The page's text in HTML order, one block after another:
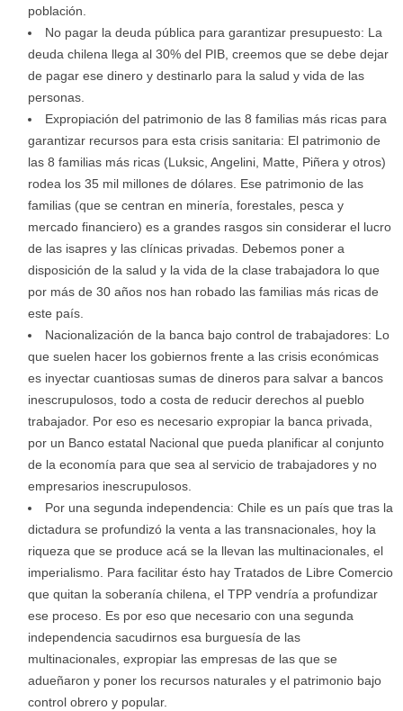
población.
No pagar la deuda pública para garantizar presupuesto: La
deuda chilena llega al 30% del PIB, creemos que se debe dejar
de pagar ese dinero y destinarlo para la salud y vida de las
personas.
Expropiación del patrimonio de las 8 familias más ricas para
garantizar recursos para esta crisis sanitaria: El patrimonio de
las 8 familias más ricas (Luksic, Angelini, Matte, Piñera y otros)
rodea los 35 mil millones de dólares. Ese patrimonio de las
familias (que se centran en minería, forestales, pesca y
mercado financiero) es a grandes rasgos sin considerar el lucro
de las isapres y las clínicas privadas. Debemos poner a
disposición de la salud y la vida de la clase trabajadora lo que
por más de 30 años nos han robado las familias más ricas de
este país.
Nacionalización de la banca bajo control de trabajadores: Lo
que suelen hacer los gobiernos frente a las crisis económicas
es inyectar cuantiosas sumas de dineros para salvar a bancos
inescrupulosos, todo a costa de reducir derechos al pueblo
trabajador. Por eso es necesario expropiar la banca privada,
por un Banco estatal Nacional que pueda planificar al conjunto
de la economía para que sea al servicio de trabajadores y no
empresarios inescrupulosos.
Por una segunda independencia: Chile es un país que tras la
dictadura se profundizó la venta a las transnacionales, hoy la
riqueza que se produce acá se la llevan las multinacionales, el
imperialismo. Para facilitar ésto hay Tratados de Libre Comercio
que quitan la soberanía chilena, el TPP vendría a profundizar
ese proceso. Es por eso que necesario con una segunda
independencia sacudirnos esa burguesía de las
multinacionales, expropiar las empresas de las que se
adueñaron y poner los recursos naturales y el patrimonio bajo
control obrero y popular.